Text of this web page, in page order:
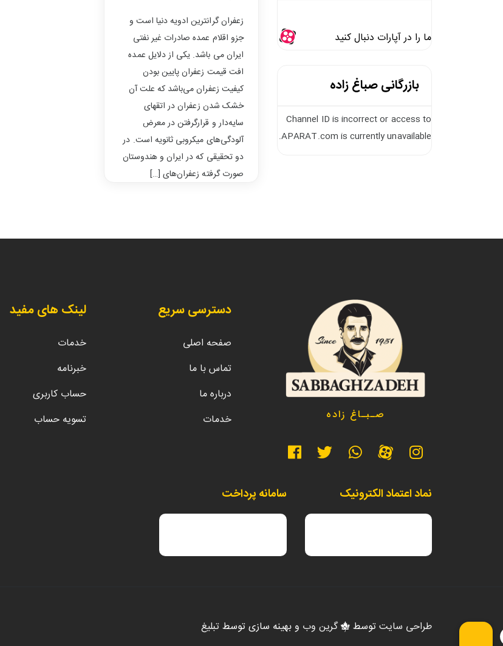
ما را در آپارات دنبال کنید
بازرگانی صباغ زاده
Channel ID is incorrect or access to
APARAT.com is currently unavailable.
زعفران گرانترین ادویه دنیا است و
جزو اقلام عمده صادرات غیر نفتی
ایران می باشد. یکی از دلایل عمده
افت قیمت زعفران پایین بودن
کیفیت زعفران می‌باشد که علت آن
خشک شدن زعفران در اتقهای
سایه‌دار و قرارگرفتن در معرض
آلودگی‌های میکروبی ثانویه است. در
دو تحقیقی که در ایران و هندوستان
صورت گرفته زعفران‌های […]
صـبـاغ زاده
دسترسی سریع
صفحه اصلی
تماس با ما
درباره ما
خدمات
لینک های مفید
خدمات
خبرنامه
حساب کاربری
تسویه حساب
نماد اعتماد الکترونیک سامانه پرداخت
طراحی سایتتوسط گرین وب و بهینه سازی توسطتبلیغ